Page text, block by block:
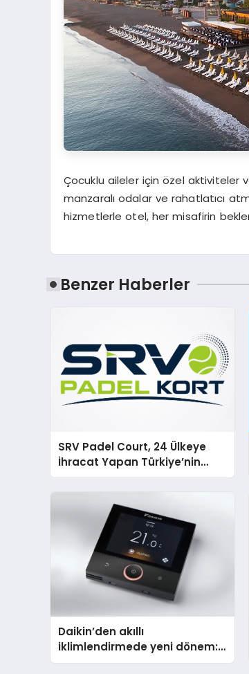
Çocuklu aileler için özel aktiviteler
manzaralı odalar ve rahatlatıcı
hizmetlerle otel, her misafirin
Benzer Haberler
SRV Padel Court, 24 Ülkeye
İhracat Yapan Türkiye’nin
Padel Kortu Üretim Gücü
Daikin’den akıllı
iklimlendirmede yeni dönem:
Madoka Plus Türkiye’de